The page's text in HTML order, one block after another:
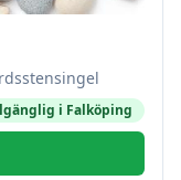
i Falköping